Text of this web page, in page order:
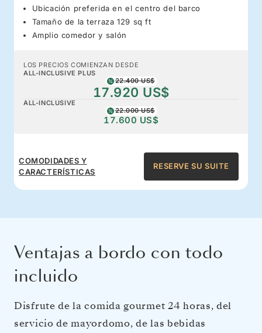
Ubicación preferida en el centro del barco
Tamaño de la terraza 129 sq ft
Amplio comedor y salón
LOS PRECIOS COMIENZAN DESDE
ALL-INCLUSIVE PLUS
22.400 US$
17.920 US$
ALL-INCLUSIVE
22.000 US$
17.600 US$
COMODIDADES Y
CARACTERÍSTICAS
RESERVE SU SUITE
Ventajas a bordo con todo
incluido
Disfrute de la comida gourmet 24 horas, del
servicio de mayordomo, de las bebidas